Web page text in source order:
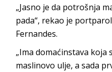
„Jasno je da potrošnja
pada“, rekao je
Fernandes.
„Ima domaćinstava koja
maslinovo ulje, a sada